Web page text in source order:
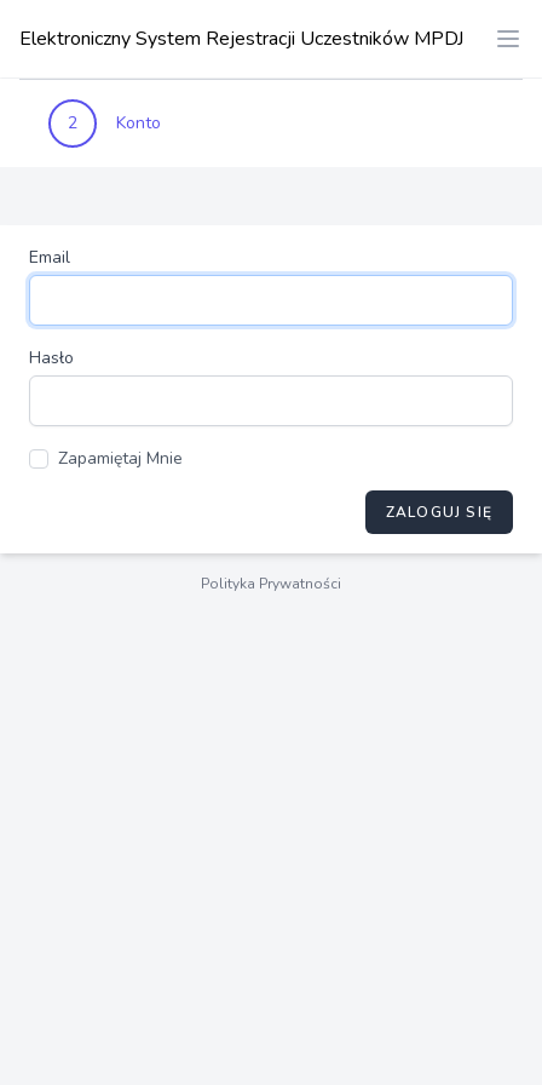
Elektroniczny System Rejestracji Uczestników MPDJ
2 Konto
Email
Hasło
Zapamiętaj Mnie
ZALOGUJ SIĘ
Polityka Prywatności